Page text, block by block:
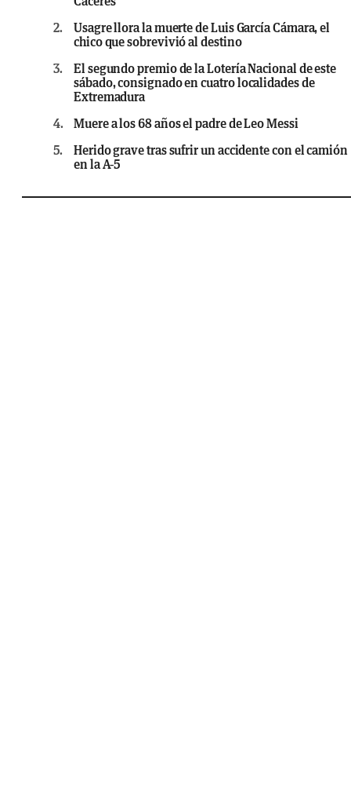
2.
Usagre llora la muerte de Luis García Cámara, el
chico que sobrevivió al destino
3.
El segundo premio de la Lotería Nacional de este
sábado, consignado en cuatro localidades de
Extremadura
4.
Muere a los 68 años el padre de Leo Messi
5.
Herido grave tras sufrir un accidente con el camión
en la A-5